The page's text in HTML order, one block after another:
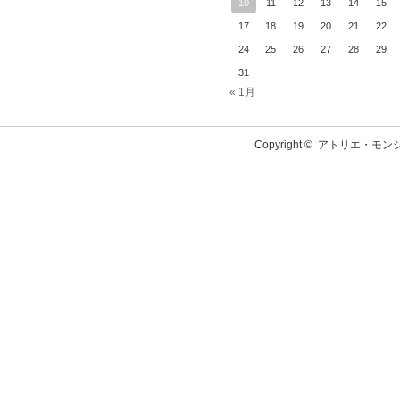
10 11 12 13 14 15
17 18 19 20 21 22
24 25 26 27 28 29
31
« 1月
Copyright © アトリエ・モン